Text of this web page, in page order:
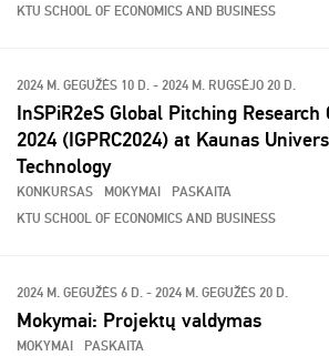
KTU SCHOOL OF ECONOMICS AND BUSINESS
2024 M. GEGUŽĖS 10 D. - 2024 M. RUGSĖJO 20 D.
InSPiR2eS Global Pitching Research
2024 (IGPRC2024) at Kaunas
Technology
KONKURSAS MOKYMAI
PASKAITA
KTU SCHOOL OF ECONOMICS AND BUSINESS
2024 M. GEGUŽĖS 6 D. - 2024 M. GEGUŽĖS 20 D.
Mokymai: Projektų valdymas
MOKYMAI
PASKAITA